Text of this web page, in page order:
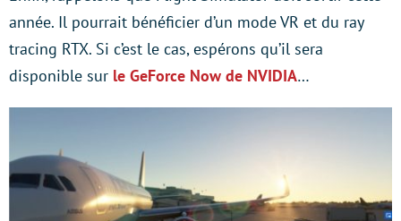
année. Il pourrait bénéficier d’un mode VR et du ray
tracing RTX. Si c’est le cas, espérons qu’il sera
disponible sur le GeForce Now de NVIDIA…